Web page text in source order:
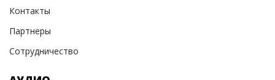
Контакты
Партнеры
Сотрудничество